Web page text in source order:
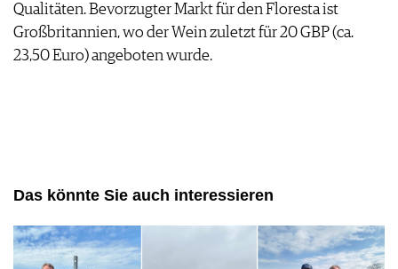
Qualitäten. Bevorzugter Markt für den Floresta ist
Großbritannien, wo der Wein zuletzt für 20 GBP (ca.
23,50 Euro) angeboten wurde.
Das könnte Sie auch interessieren